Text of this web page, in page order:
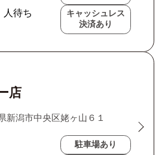
キャッシュレス
決済あり
店
新潟市中央区姥ヶ山６１
駐車場あり